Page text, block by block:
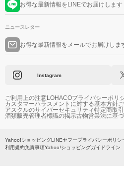
お得な最新情報をLINEでお届けします
ニュースレター
お得な最新情報をメールでお届けしま
Instagram
ご利用上の注意LOHACOプライバシーポリ
カスタマーハラスメントに対する基本方針
アスクルのサイバーセキュリティ特定商取
酒類販売管理者標識の掲示古物営業法に基
Yahoo!ショッピングLINEヤフープライバシーポリシ
利用規約免責事項Yahoo!ショッピングガイドライン